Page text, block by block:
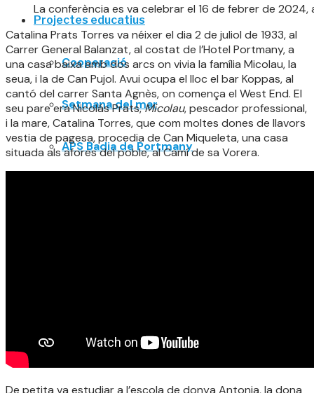
Projectes educatius
Cooperació
Setmana del mar
APS Badia de Portmany
La conferència es va celebrar el 16 de febrer de 2024,
Catalina Prats Torres va néixer el dia 2 de juliol de 1933, al
Carrer General Balanzat, al costat de l’Hotel Portmany, a
una casa baixa amb dos arcs on vivia la família Micolau, la
seua, i la de Can Pujol. Avui ocupa el lloc el bar Koppas, al
cantó del carrer Santa Agnès, on comença el West End. El
seu pare era Nicolás Prats,Micolau, pescador professional,
i la mare, Catalina Torres, que com moltes dones de llavors
vestia de pagesa, procedia de Can Miqueleta, una casa
situada als afores del poble, al Camí de sa Vorera.
De petita va estudiar a l’escola de donya Antonia, la dona